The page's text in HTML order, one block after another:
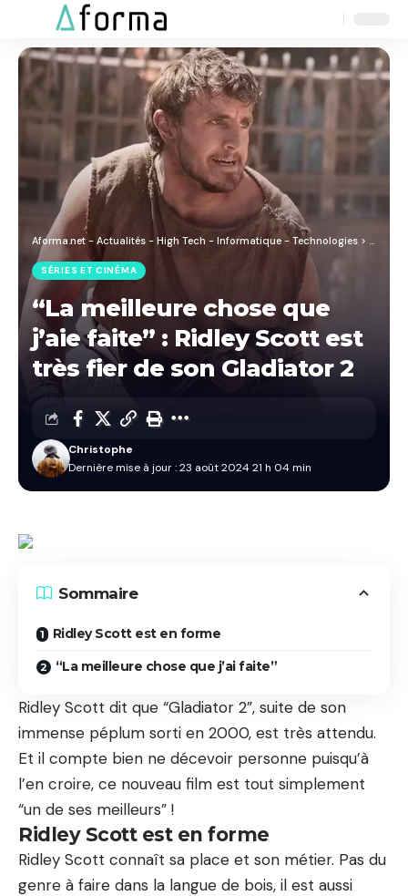
Resizer
Aforma.net - Actualités - High Tech - Informatique - Technologies > Blog
SÉRIES ET CINÉMA
“La meilleure chose que
j’aie faite” : Ridley Scott est
très fier de son Gladiator 2
Dernière mise à jour : 23 août 2024 21 h 04 min
Christophe
Sommaire
Ridley Scott est en forme
“La meilleure chose que j’ai faite”
Ridley Scott dit que “Gladiator 2”, suite de son
immense péplum sorti en 2000, est très attendu.
Et il compte bien ne décevoir personne puisqu’à
l’en croire, ce nouveau film est tout simplement
“un de ses meilleurs” !
Ridley Scott est en forme
Ridley Scott connaît sa place et son métier. Pas du
genre à faire dans la langue de bois, il est aussi